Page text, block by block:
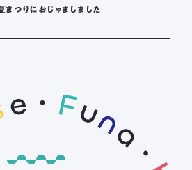
つりにおじゃましました